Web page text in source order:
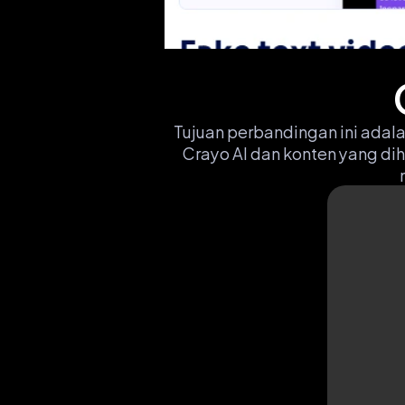
Tujuan perbandingan ini
Crayo AI dan konten yang